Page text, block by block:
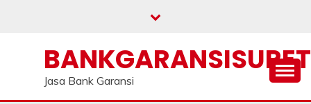
Jasa Bank Garansi